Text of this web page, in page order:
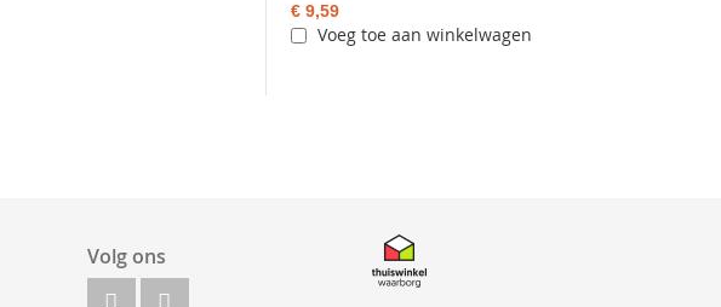
€ 9,59
Voeg toe aan winkelwagen
Volg ons